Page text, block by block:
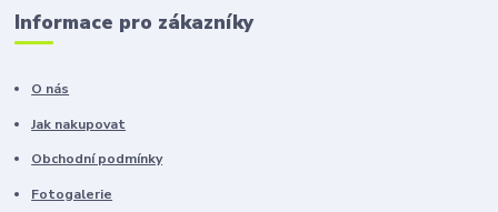
Informace pro zákazníky
O nás
Jak nakupovat
Obchodní podmínky
Fotogalerie